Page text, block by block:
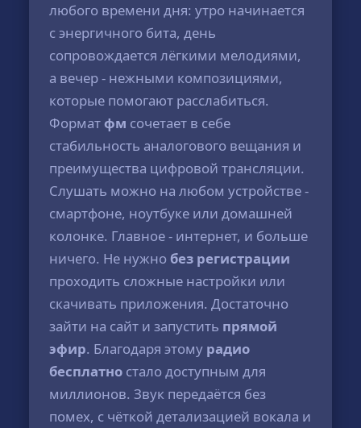
любого времени дня: утро начинается
с энергичного бита, день
сопровождается лёгкими мелодиями,
а вечер - нежными композициями,
которые помогают расслабиться.
Формат фм сочетает в себе
стабильность аналогового вещания и
преимущества цифровой трансляции.
Слушать можно на любом устройстве -
смартфоне, ноутбуке или домашней
колонке. Главное - интернет, и больше
ничего. Не нужнобез регистрации
проходить сложные настройки или
скачивать приложения. Достаточно
зайти на сайт и запустить прямой
эфир. Благодаря этому радио
бесплатно стало доступным для
миллионов. Звук передаётся без
помех, с чёткой детализацией вокала и